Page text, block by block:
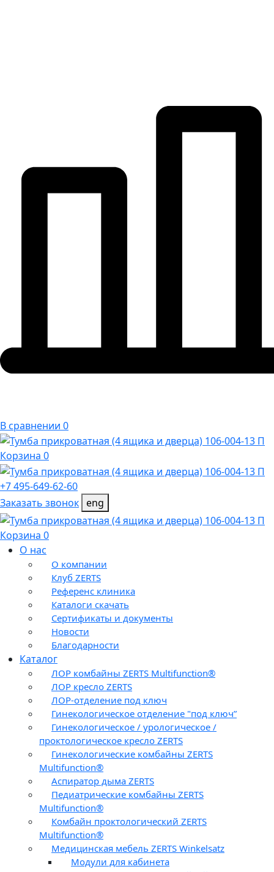
В сравнении 0
Корзина 0
+7 495-649-62-60
Заказать звонок eng
Корзина 0
О нас
О компании
Клуб ZERTS
Референс клиника
Каталоги скачать
Сертификаты и документы
Новости
Благодарности
Каталог
ЛОР комбайны ZERTS Multifunction®
ЛОР кресло ZERTS
ЛОР-отделение под ключ
Гинекологическое отделение "под ключ”
Гинекологическое / урологическое /
проктологическое кресло ZERTS
Гинекологические комбайны ZERTS
Multifunction®
Аспиратор дыма ZERTS
Педиатрические комбайны ZERTS
Multifunction®
Комбайн проктологический ZERTS
Multifunction®
Медицинская мебель ZERTS Winkelsatz
Модули для кабинета